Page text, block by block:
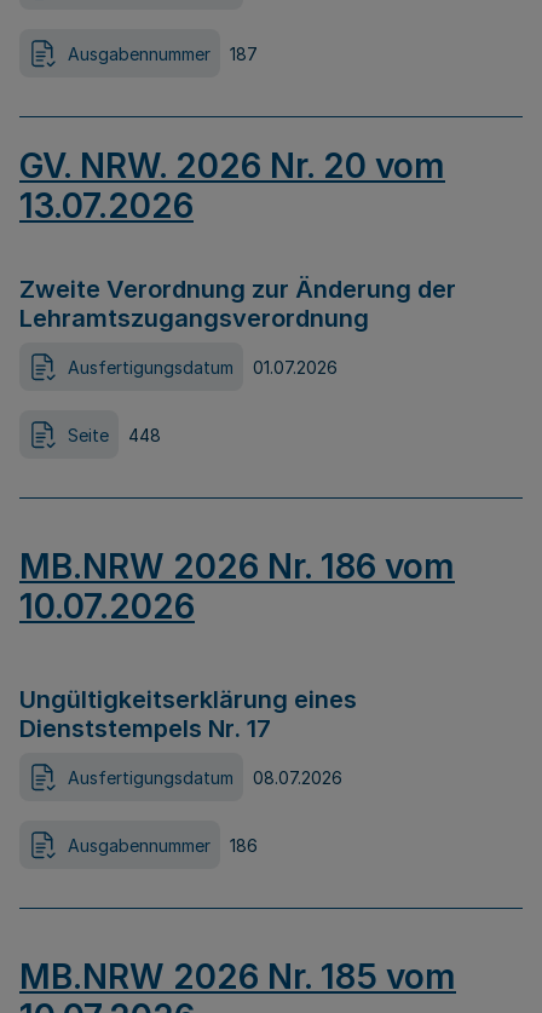
Ausgabennummer 187
GV. NRW. 2026 Nr. 20 vom
13.07.2026
Zweite Verordnung zur Änderung der
Lehramtszugangsverordnung
Ausfertigungsdatum 01.07.2026
Seite 448
MB.NRW 2026 Nr. 186 vom
10.07.2026
Ungültigkeitserklärung eines
Dienststempels Nr. 17
Ausfertigungsdatum 08.07.2026
Ausgabennummer 186
MB.NRW 2026 Nr. 185 vom